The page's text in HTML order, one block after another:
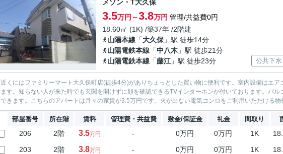
メゾン・T大久保
3.5万円～3.8万円 管理/共益費0円
18.60㎡ (1K) /築37年 /2階建
山陽本線 「大久保 」駅 徒歩14分
山陽電鉄本線 「中八木 」駅 徒歩21分
山陽電鉄本線 「藤江 」駅 徒歩23分 公共下水
近くにはファミリーマート大久保町店(徒歩4分)がありちょっとした買い物に便利です。室内設備はエ
ます。知らない人が来た時でも玄関を開けずに顔を確認できるTVインターホンが付いております。バ
できます。こちらのアパートは月々の家賃が3.5万円です。火が出ない電気コンロをご利用いただける物
部屋番号 所在階 賃料 管理費・共益費 敷金/保証金 礼金 間取り
206 2階 3.5万円 - 0万円 0万円 1K
203 2階 3.8万円 - 0万円 0万円 1K